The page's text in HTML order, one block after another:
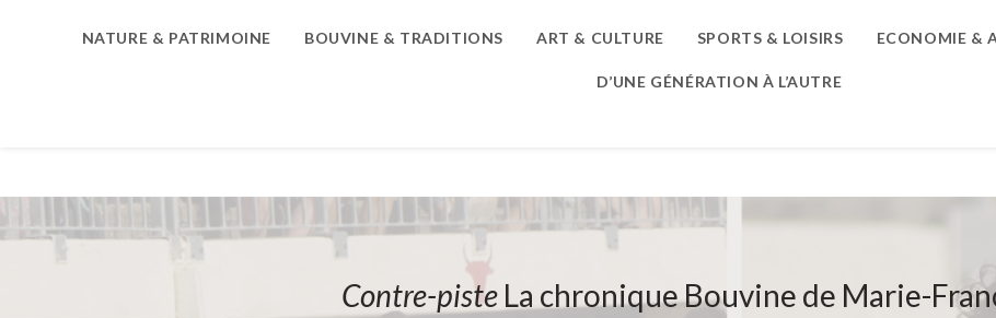
NATURE & PATRIMOINE BOUVINE & TRADITIONS ART & CULTURE SPORTS & LOISIRS ECONOMIE &
D’UNE GÉNÉRATION À L’AUTRE
Contre-piste La chronique Bouvine de Marie-